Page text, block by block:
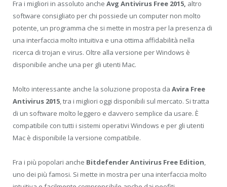
Fra i migliori in assoluto anche Avg Antivirus Free 2015, altro
software consigliato per chi possiede un computer non molto
potente, un programma che si mette in mostra per la presenza di
una interfaccia molto intuitiva e una ottima affidabilità nella
ricerca di trojan e virus. Oltre alla versione per Windows è
disponibile anche una per gli utenti Mac.
Molto interessante anche la soluzione proposta da Avira Free
Antivirus 2015, tra i migliori oggi disponibili sul mercato. Si tratta
di un software molto leggero e davvero semplice da usare. È
compatibile con tutti i sistemi operativi Windows e per gli utenti
Mac è disponibile la versione compatibile.
Fra i più popolari anche Bitdefender Antivirus Free Edition,
uno dei più famosi. Si mette in mostra per una interfaccia molto